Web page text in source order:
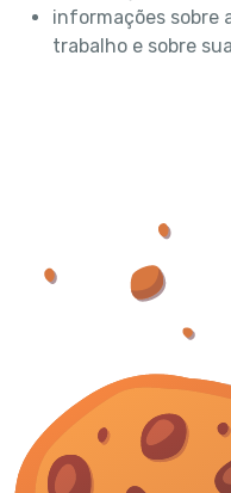
informações sobre
trabalho e sobre